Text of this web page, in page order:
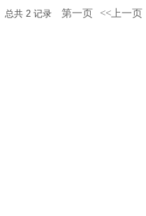
总共 2 记录 第一页 <<上一页